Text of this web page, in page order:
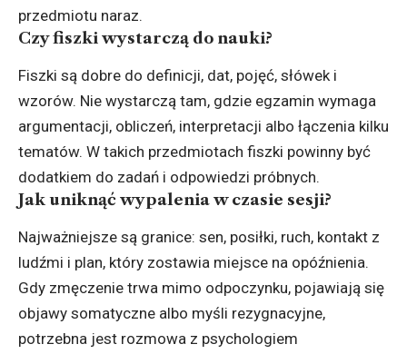
przedmiotu naraz.
Czy fiszki wystarczą do nauki?
Fiszki są dobre do definicji, dat, pojęć, słówek i
wzorów. Nie wystarczą tam, gdzie egzamin wymaga
argumentacji, obliczeń, interpretacji albo łączenia kilku
tematów. W takich przedmiotach fiszki powinny być
dodatkiem do zadań i odpowiedzi próbnych.
Jak uniknąć wypalenia w czasie sesji?
Najważniejsze są granice: sen, posiłki, ruch, kontakt z
ludźmi i plan, który zostawia miejsce na opóźnienia.
Gdy zmęczenie trwa mimo odpoczynku, pojawiają się
objawy somatyczne albo myśli rezygnacyjne,
potrzebna jest rozmowa z psychologiem